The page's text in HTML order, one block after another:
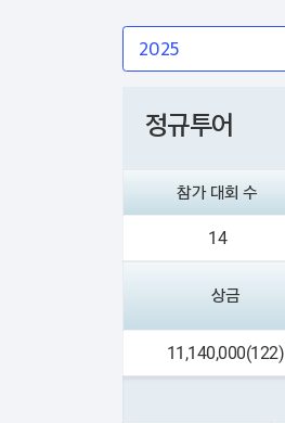
정규투어
참가 대회 수
14
상금
11,140,000(122)